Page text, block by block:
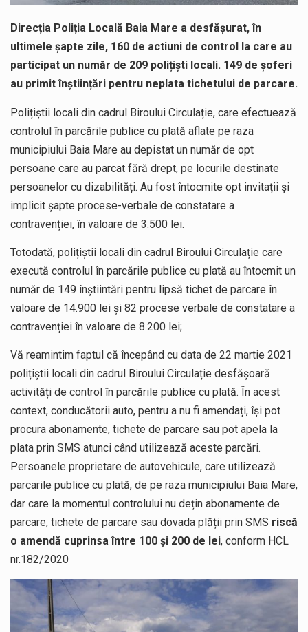
Direcția Poliția Locală Baia Mare a desfășurat, în
ultimele șapte zile, 160 de actiuni de control la care au
participat un număr de 209 polițiști locali. 149 de șoferi
au primit înștiințări pentru neplata tichetului de parcare.
Polițiștii locali din cadrul Biroului Circulație, care efectuează
controlul în parcările publice cu plată aflate pe raza
municipiului Baia Mare au depistat un număr de opt
persoane care au parcat fără drept, pe locurile destinate
persoanelor cu dizabilități. Au fost întocmite opt invitații și
implicit șapte procese-verbale de constatare a
contravenției, în valoare de 3.500 lei.
Totodată, polițiștii locali din cadrul Biroului Circulație care
execută controlul în parcările publice cu plată au întocmit un
număr de 149 înștiintări pentru lipsă tichet de parcare în
valoare de 14.900 lei și 82 procese verbale de constatare a
contravenției în valoare de 8.200 lei;
Vă reamintim faptul că începând cu data de 22 martie 2021
polițiștii locali din cadrul Biroului Circulație desfășoară
activități de control în parcările publice cu plată. În acest
context, conducătorii auto, pentru a nu fi amendați, își pot
procura abonamente, tichete de parcare sau pot apela la
plata prin SMS atunci când utilizează aceste parcări.
Persoanele proprietare de autovehicule, care utilizează
parcarile publice cu plată, de pe raza municipiului Baia Mare,
dar care la momentul controlului nu dețin abonamente de
parcare, tichete de parcare sau dovada plății prin SMS riscă
o amendă cuprinsa între 100 și 200 de lei, conform HCL
nr.182/2020